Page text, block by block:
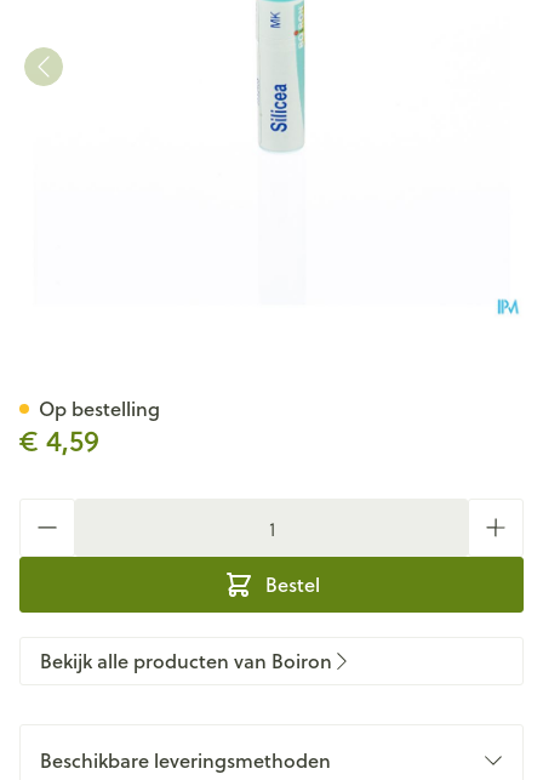
€ 4,59
Bestel
Op bestelling
Bekijk alle producten van Boiron
Beschikbare leveringsmethoden